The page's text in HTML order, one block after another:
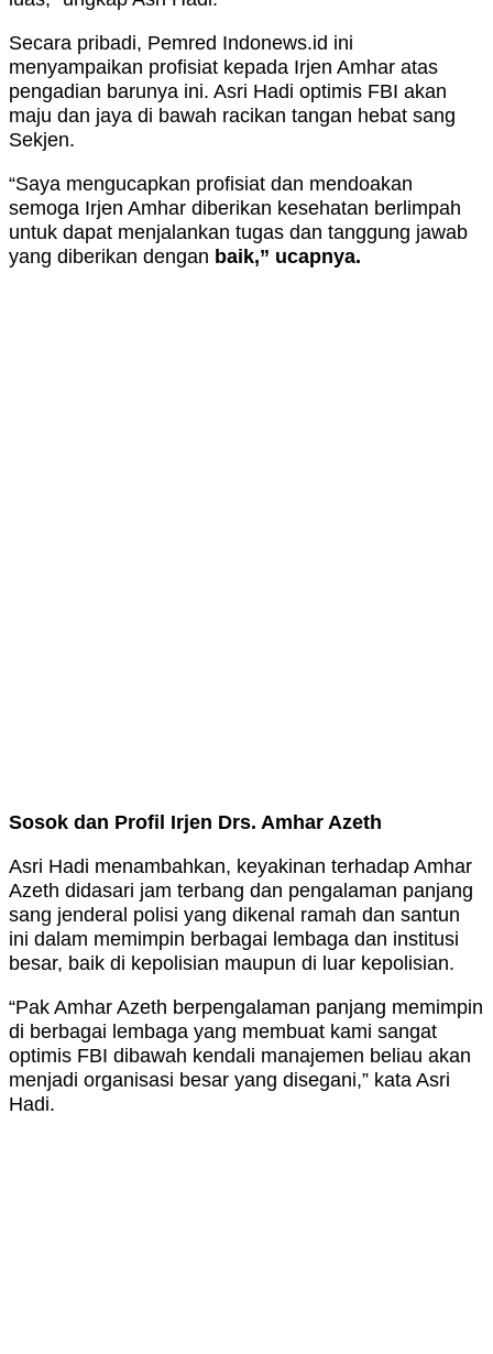
Secara pribadi, Pemred Indonews.id ini
menyampaikan profisiat kepada Irjen Amhar atas
pengadian barunya ini. Asri Hadi optimis FBI akan
maju dan jaya di bawah racikan tangan hebat sang
Sekjen.
“Saya mengucapkan profisiat dan mendoakan
semoga Irjen Amhar diberikan kesehatan berlimpah
untuk dapat menjalankan tugas dan tanggung jawab
yang diberikan dengan baik,” ucapnya.
Sosok dan Profil Irjen Drs. Amhar Azeth
Asri Hadi menambahkan, keyakinan terhadap Amhar
Azeth didasari jam terbang dan pengalaman panjang
sang jenderal polisi yang dikenal ramah dan santun
ini dalam memimpin berbagai lembaga dan institusi
besar, baik di kepolisian maupun di luar kepolisian.
“Pak Amhar Azeth berpengalaman panjang memimpin
di berbagai lembaga yang membuat kami sangat
optimis FBI dibawah kendali manajemen beliau akan
menjadi organisasi besar yang disegani,” kata Asri
Hadi.